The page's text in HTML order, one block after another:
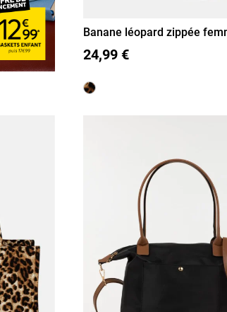
T U
Banane léopard zippée
24,99 €